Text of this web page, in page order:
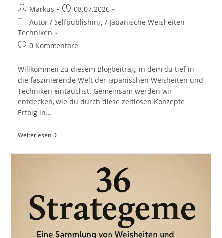
Beitrags-
Autor:
Markus
Beitrag
veröffentlicht:
08.07.2026
Beitrags-
Kategorie:
Autor / Selfpublishing / Japanische Weisheiten
Techniken
Beitrags-
0 Kommentare
Willkommen zu diesem Blogbeitrag, in dem du tief in
die faszinierende Welt der japanischen Weisheiten und
Techniken eintauchst. Gemeinsam werden wir
entdecken, wie du durch diese zeitlosen Konzepte
Erfolg in…
WeiterlesenJapanische
Weisheiten
Aus
Der
Komfortzone
Und
Rein